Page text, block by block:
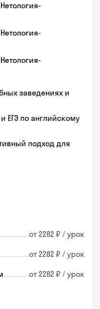
заведениях и
ЕГЭ по английскому
подход для
от 2282 ₽ / урок
от 2282 ₽ / урок
от 2282 ₽ / урок